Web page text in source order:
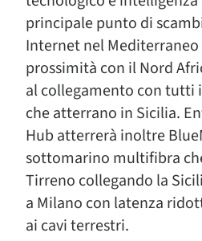
principale punto di
Internet nel Mediterraneo
prossimità con il Nord
al collegamento con tutti
che atterrano in Sicilia.
Hub atterrerà inoltre
sottomarino multifibra
Tirreno collegando la
a Milano con latenza
ai cavi terrestri.